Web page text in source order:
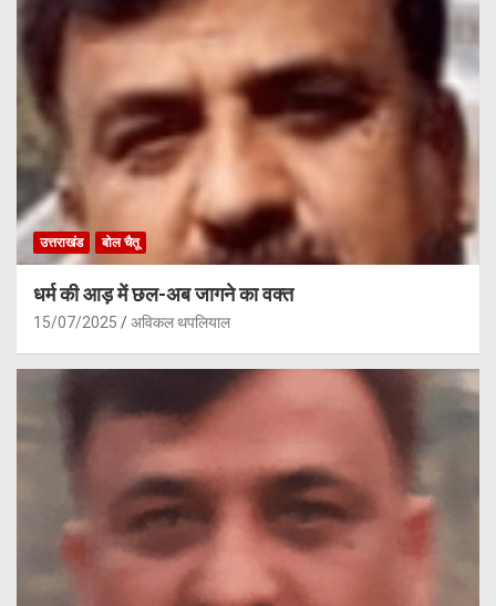
उत्तराखंड बोल चैतू
धर्म की आड़ में छल-अब जागने का वक्त
15/07/2025 अविकल थपलियाल